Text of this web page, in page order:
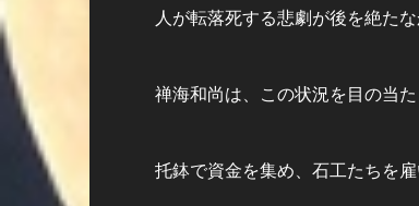
人が転落死する悲劇が後を絶たな
禅海和尚は、この状況を目の当
托鉢で資金を集め、石工たちを